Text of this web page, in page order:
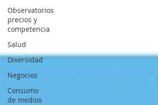
Observatorios
precios y
competencia
Salud
Diversidad
Negocios
Consumo
de medios